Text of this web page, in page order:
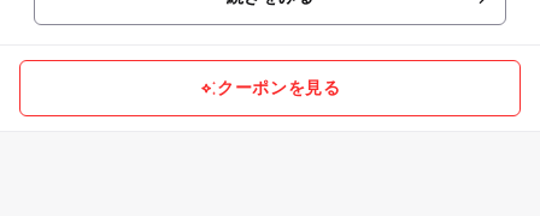
クーポンを見る